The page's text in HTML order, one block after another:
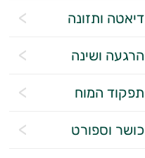
דיאטה ותזונה
הרגעה ושינה
תפקוד המוח
כושר וספורט